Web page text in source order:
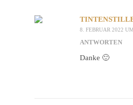
8. FEBRUAR 2022
ANTWORTEN
Danke 🙂